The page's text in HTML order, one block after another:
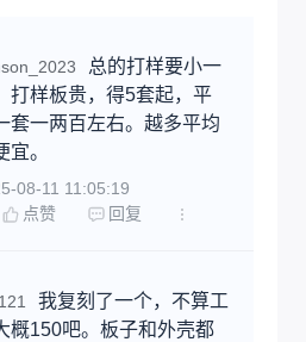
总的打样要小一
打样板贵，得5套起，平
套一两百左右。越多平均
宜。
08-11 11:05:19
点赞
回复
我复刻了一个，不算工
概150吧。板子和外壳都